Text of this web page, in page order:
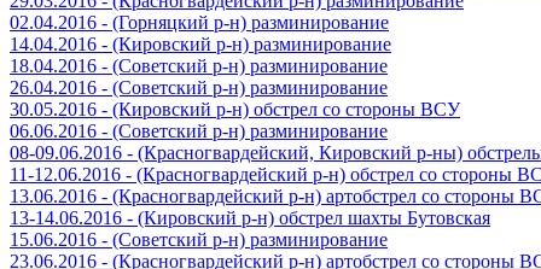
02.04.2016 - (Горняцкий р-н) разминирование
14.04.2016 - (Кировский р-н) разминирование
18.04.2016 - (Советский р-н) разминирование
26.04.2016 - (Советский р-н) разминирование
30.05.2016 - (Кировский р-н) обстрел со стороны ВСУ
06.06.2016 - (Советский р-н) разминирование
08-09.06.2016 - (Красногвардейский, Кировский р-ны)
11-12.06.2016 - (Красногвардейский р-н) обстрел со стороны
13.06.2016 - (Красногвардейский р-н) артобстрел со стороны
13-14.06.2016 - (Кировский р-н) обстрел шахты Бутовская
15.06.2016 - (Советский р-н) разминирование
23.06.2016 - (Красногвардейский р-н) артобстрел со стороны